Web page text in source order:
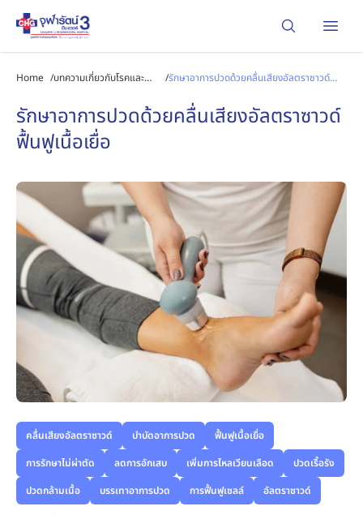
Home /บทความเกี่ยวกับโรคและ
/รักษาอาการปวดด้วยคลื่นเสียงอัลตราซาวด์
รักษาอาการปวดด้วยคลื่นเสียงอัลตราซาวด์
ฟื้นฟูเนื้อเยื่อ
คลื่นเสียงอัลตราซาวด์ บำบัดอาการปวด
ฟื้นฟูเนื้อเยื่อ
การรักษาไม่ผ่าตัด
ลดการอักเสบ เพิ่มการไหลเวียนเลือด
ปวดเรื้อรัง
ปวดกล้ามเนื้อ
บรรเทาอาการปวด การฟื้นฟูเซลล์ อัลตราซาวด์